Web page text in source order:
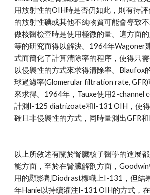
用放射性的OIH時是否仍如此，則有待
的放射性碘或其他不純物質可能會導致
做核醫檢查時是使用極微的量。這方面
等的研究而得以解決。1964年Wagoner
式而簡化了計算清除率的程序，使得只
以侵襲性的方式來求得清除率。Blaufox
球過濾率(Glomerular filtration rate,
來求得。1964年，Tauxe使用2-channel
計測I-125 diatrizoate和I-131 OIH，使
確且非侵襲性的方式，同時量測出GFR和
以上所敘述有關於腎臟核子醫學的進展
能方面，至於在腎臟解剖方面，
用的顯影劑Diodrast標幟上I-131，但結
年Hanie以持續灌注I-131 OIH的方式，